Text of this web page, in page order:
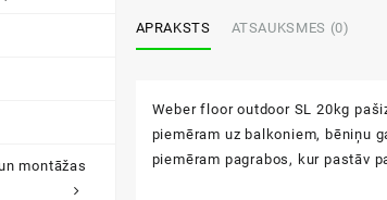
montāžas
APRAKSTS ATSAUKSMES (0)
Weber floor outdoor SL 20kg
piemēram uz balkoniem, bēniņu
piemēram pagrabos, kur pastāv